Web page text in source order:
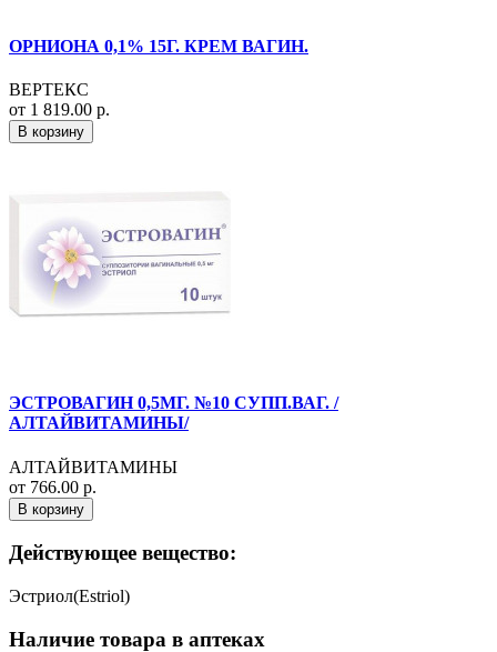
ОРНИОНА 0,1% 15Г. КРЕМ ВАГИН.
ВЕРТЕКС
от 1 819.00 р.
В корзину
ЭСТРОВАГИН 0,5МГ. №10 СУПП.ВАГ. /
АЛТАЙВИТАМИНЫ/
АЛТАЙВИТАМИНЫ
от 766.00 р.
В корзину
Действующее вещество:
Эстриол(Estriol)
Наличие товара в аптеках